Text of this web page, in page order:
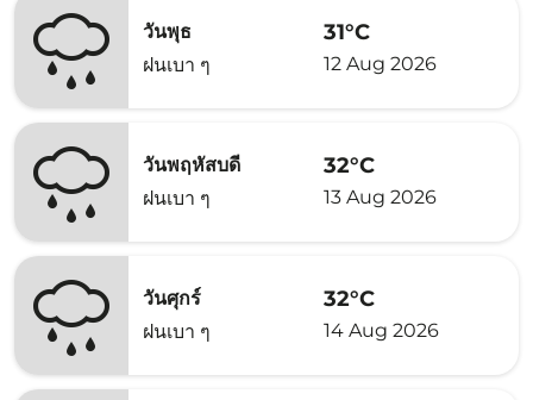
วันพุธ
ฝนเบา ๆ
31°C
12 Aug 2026
วันพฤหัสบดี
ฝนเบา ๆ
32°C
13 Aug 2026
วันศุกร์
ฝนเบา ๆ
32°C
14 Aug 2026